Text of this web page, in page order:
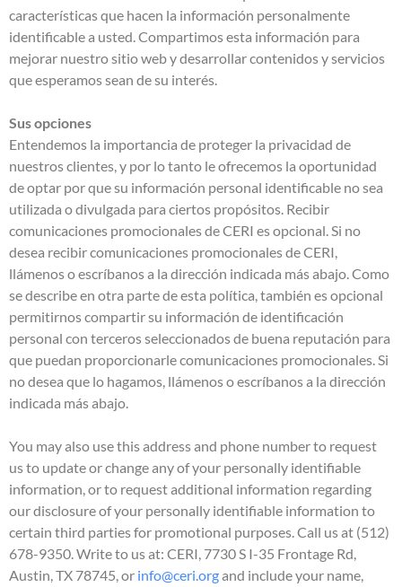
características que hacen la información personalmente
identificable a usted. Compartimos esta información para
mejorar nuestro sitio web y desarrollar contenidos y servicios
que esperamos sean de su interés.
Sus opciones
Entendemos la importancia de proteger la privacidad de
nuestros clientes, y por lo tanto le ofrecemos la oportunidad
de optar por que su información personal identificable no sea
utilizada o divulgada para ciertos propósitos. Recibir
comunicaciones promocionales de CERI es opcional. Si no
desea recibir comunicaciones promocionales de CERI,
llámenos o escríbanos a la dirección indicada más abajo. Como
se describe en otra parte de esta política, también es opcional
permitirnos compartir su información de identificación
personal con terceros seleccionados de buena reputación para
que puedan proporcionarle comunicaciones promocionales. Si
no desea que lo hagamos, llámenos o escríbanos a la dirección
indicada más abajo.
You may also use this address and phone number to request
us to update or change any of your personally identifiable
information, or to request additional information regarding
our disclosure of your personally identifiable information to
certain third parties for promotional purposes. Call us at (512)
678-9350. Write to us at: CERI, 7730 S I-35 Frontage Rd,
Austin, TX 78745, or info@ceri.organd include your name,